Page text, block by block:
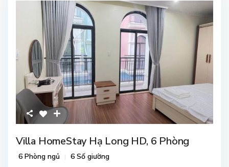
Villa HomeStay Hạ Long HD, 6 Phòng
6 Phòng ngủ 6 Số giường